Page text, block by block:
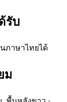
รับ
นภาษาไทยได้
ม